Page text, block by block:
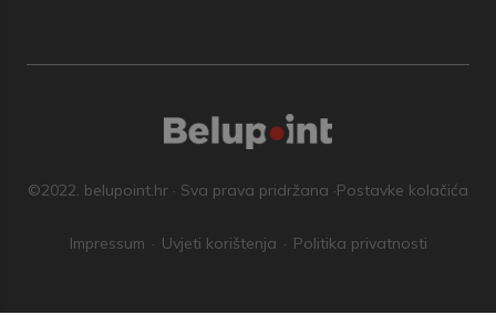
©2022. belupoint.hr · Sva prava pridržana ·Postavke kolačića
Impressum Uvjeti korištenja Politika privatnosti